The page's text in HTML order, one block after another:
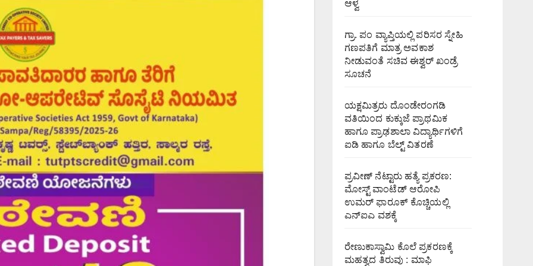
ಆಳ್ವ
ಗ್ರಾ. ಪಂ ವ್ಯಾಪ್ತಿಯಲ್ಲಿ ಪರಿಸರ ಸ್ನೇಹಿ
ಗಣಪತಿಗೆ ಮಾತ್ರ ಅವಕಾಶ
ನೀಡುವಂತೆ ಸಚಿವ ಈಶ್ವರ್ ಖಂಡ್ರೆ
ಸೂಚನೆ
ಯಕ್ಷಮಿತ್ರರು ದೊಂಡೇರಂಗಡಿ
ವತಿಯಿಂದ ಕುಕ್ಕುಜೆ ಪ್ರಾಥಮಿಕ
ಹಾಗೂ ಪ್ರಾಢಶಾಲಾ ವಿದ್ಯಾರ್ಥಿಗಳಿಗೆ
ಐಡಿ ಹಾಗೂ ಬೆಲ್ಟ್ ವಿತರಣೆ
ಪ್ರವೀಣ್ ನೆಟ್ಟಾರು ಹತ್ಯೆ ಪ್ರಕರಣ:
ಮೋಸ್ಟ್ ವಾಂಟೆಡ್ ಆರೋಪಿ
ಉಮರ್ ಫಾರೂಕ್ ಕೊಚ್ಚಿಯಲ್ಲಿ
ಎನ್‌ಐಎ ವಶಕ್ಕೆ
ರೇಣುಕಾಸ್ವಾಮಿ ಕೊಲೆ ಪ್ರಕರಣಕ್ಕೆ
ಮಹತ್ವದ ತಿರುವು : ಮಾಫಿ